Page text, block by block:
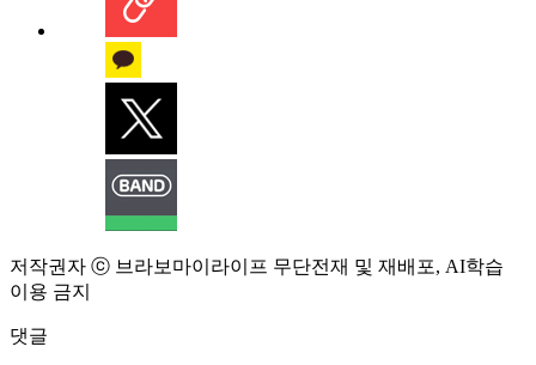
저작권자 ⓒ 브라보마이라이프 무단전재 및 재배포, AI학습
이용 금지
댓글